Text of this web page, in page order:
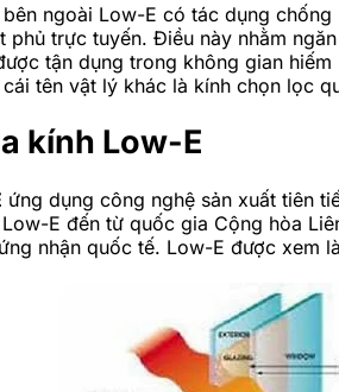
bên ngoài Low-E có tác dụng
phủ trực tuyến. Điều này nhằm
tận dụng trong không gian
tên vật lý khác là kính chọn lọc
kính Low-E
ứng dụng công nghệ sản xuất tiên
E đến từ quốc gia Cộng hòa
nhận quốc tế. Low-E được xem